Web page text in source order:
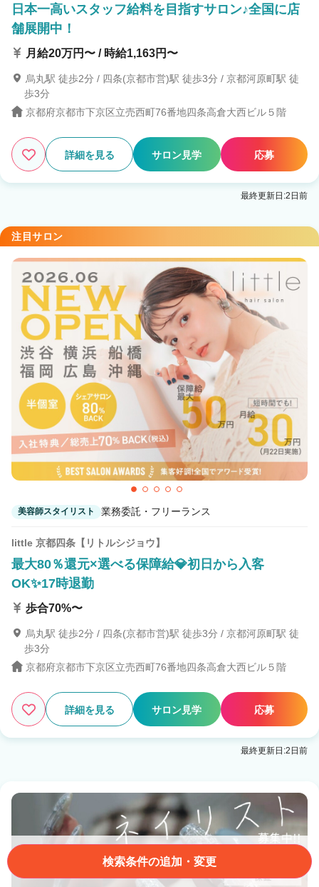
日本一高いスタッフ給料を目指すサロン♪全国に店
舗展開中！
月給20万円〜 / 時給1,163円〜
烏丸駅 徒歩2分 / 四条(京都市営)駅 徒歩3分 / 京都河原町駅 徒
歩3分
京都府京都市下京区立売西町76番地四条高倉大西ビル５階
詳細を見る サロン見学 応募
最終更新日:2日前
注目サロン
美容師スタイリスト 業務委託・フリーランス
little 京都四条【リトルシジョウ】
最大80％還元×選べる保障給💎初日から入客
OK✨17時退勤
歩合70%〜
烏丸駅 徒歩2分 / 四条(京都市営)駅 徒歩3分 / 京都河原町駅 徒
歩3分
京都府京都市下京区立売西町76番地四条高倉大西ビル５階
詳細を見る サロン見学 応募
最終更新日:2日前
検索条件の追加・変更